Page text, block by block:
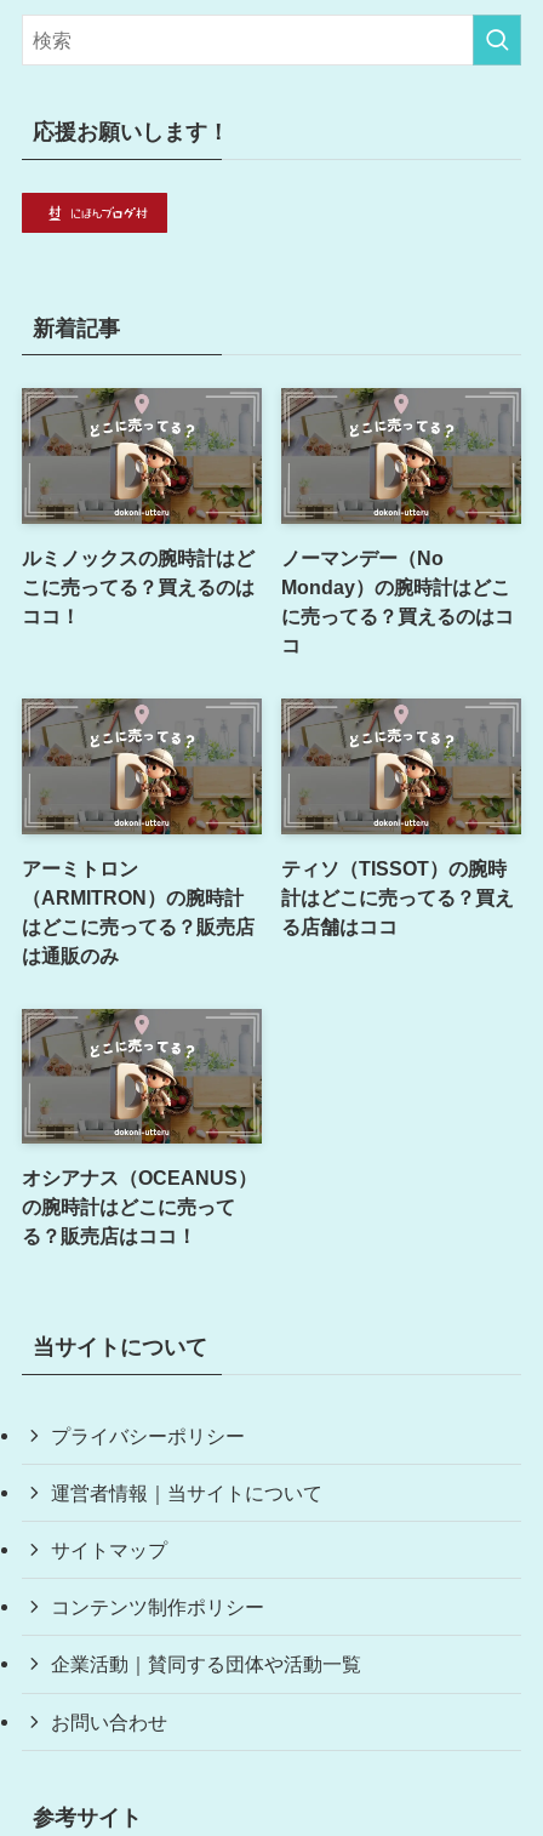
リ
ー
応援お願いします！
新着記事
ルミノックスの腕時計はど
こに売ってる？買えるのは
ココ！
ノーマンデー（No
Monday）の腕時計はどこ
に売ってる？買えるのはコ
コ
アーミトロン
（ARMITRON）の腕時計
はどこに売ってる？販売店
は通販のみ
ティソ（TISSOT）の腕時
計はどこに売ってる？買え
る店舗はココ
オシアナス（OCEANUS）
の腕時計はどこに売って
る？販売店はココ！
当サイトについて
プライバシーポリシー
運営者情報｜当サイトについて
サイトマップ
コンテンツ制作ポリシー
企業活動｜賛同する団体や活動一覧
お問い合わせ
参考サイト